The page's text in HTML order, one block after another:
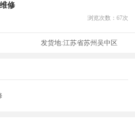
修
浏览次数： 67次
发货地:江苏省苏州吴中区